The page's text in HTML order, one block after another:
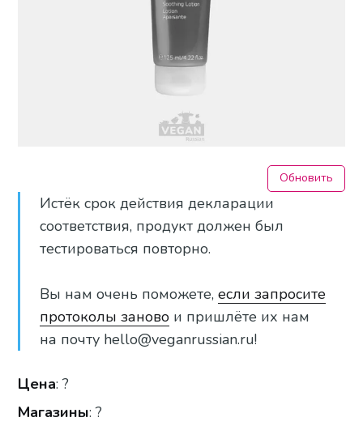
Обновить
Истёк срок действия декларации
соответствия, продукт должен был
тестироваться повторно.
Вы нам очень поможете, если запросите
протоколы зановои пришлёте их нам
на почту hello@veganrussian.ru!
Цена: ?
Магазины: ?